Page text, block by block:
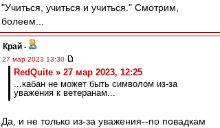
"Учиться, учиться и учиться." Смотрим,
болеем...
Край -
27 мар 2023 13:30
RedQuite » 27 мар 2023, 12:25
...кабан не может быть символом из-за
уважения к ветеранам...
Да, и не только из-за уважения--по повадкам